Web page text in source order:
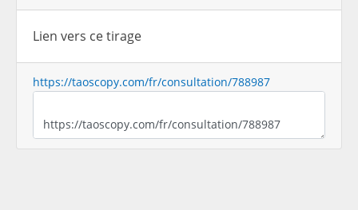
Lien vers ce tirage
https://taoscopy.com/fr/consultation/788987